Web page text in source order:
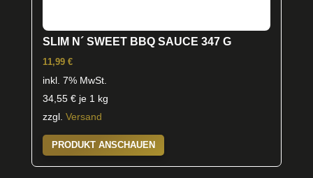
SLIM N´ SWEET BBQ SAUCE 347 G
11,99 €
inkl. 7% MwSt.
34,55 €je 1 kg
zzgl. Versand
PRODUKT ANSCHAUEN